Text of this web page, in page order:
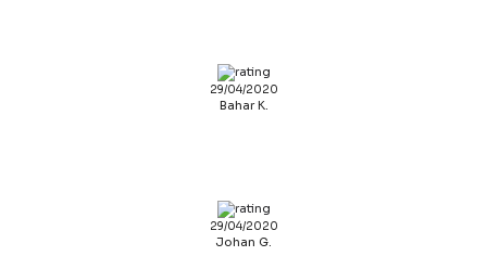
29/04/2020
Bahar K.
29/04/2020
Johan G.